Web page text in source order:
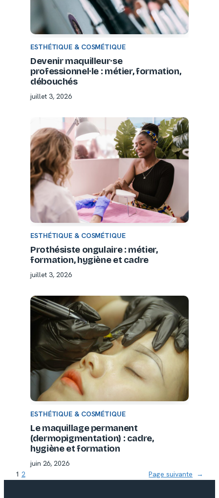
ESTHÉTIQUE & COSMÉTIQUE
Devenir maquilleur·se
professionnel·le : métier, formation,
débouchés
juillet 3, 2026
ESTHÉTIQUE & COSMÉTIQUE
Prothésiste ongulaire : métier,
formation, hygiène et cadre
juillet 3, 2026
ESTHÉTIQUE & COSMÉTIQUE
Le maquillage permanent
(dermopigmentation) : cadre,
hygiène et formation
juin 26, 2026
1 2 Page suivante →